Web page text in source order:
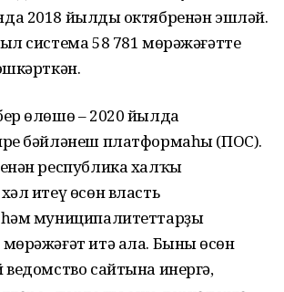
2018 йылдың октябренән эшләй.
система 58 781 мөрәжәғәтте
өлөшө – 2020 йылда
бәйләнеш платформаһы (ПОС).
республика халҡы
итеү өсөн власть
муниципалитеттарҙың
итә ала. Бының өсөн
ведомство сайтына инергә,